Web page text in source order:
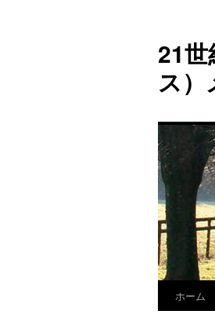
テ
ン
ツ
へ
キ
ッ
プ
21
ス）
ホーム